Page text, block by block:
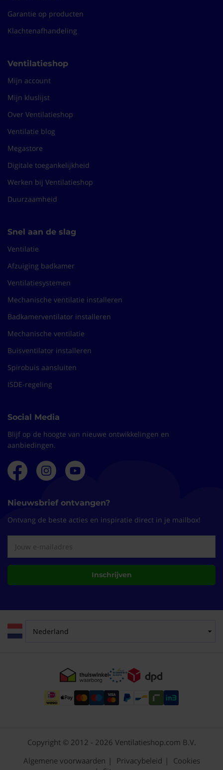
Garantie op producten
Klachtenafhandeling
Ventilatieshop
Mijn account
Mijn kluslijst
Over Ventilatieshop
Ventilatie blog
Megastore
Digitale toegankelijkheid
Werken bij Ventilatieshop
Duurzaamheid
Snel aan de slag
Ventilatie
Afzuiging badkamer
Ventilatiesystemen
Mechanische ventilatie installeren
Badkamerventilator installeren
Mechanische ventilatie
Buisventilator installeren
Spirobuis aansluiten
ISDE-regeling
Social Media
Blijf op de hoogte van nieuwe ontwikkelingen en
aanbiedingen.
Nieuwsbrief ontvangen?
Ontvang de beste acties en inspiratie direct in je mailbox!
Inschrijven
Copyright © 2012 - 2026 Ventilatieshop.com B.V.
Algemene voorwaarden
Privacybeleid
Cookies